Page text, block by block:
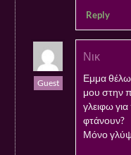
Reply
Guest
Νικ
Εμμα
μου στην
γλειφω
φτάνουν?
Μόνο